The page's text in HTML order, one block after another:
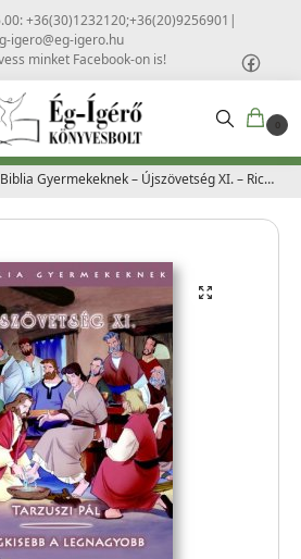
+36(30)1232120;+36(20)9256901 |
igero@eg-igero.hu
minket Facebook-on is!
0
Gyermekeknek – Újszövetség XI. – Richard Rich